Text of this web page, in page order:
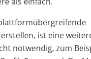
ist eine
notwendig, zum